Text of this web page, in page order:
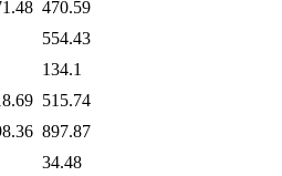
470.59
554.43
134.1
515.74
897.87
34.48